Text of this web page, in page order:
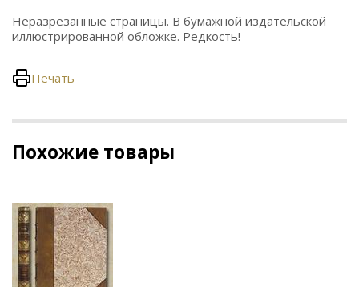
Неразрезанные страницы. В бумажной издательской
иллюстрированной обложке. Редкость!
Печать
Похожие товары